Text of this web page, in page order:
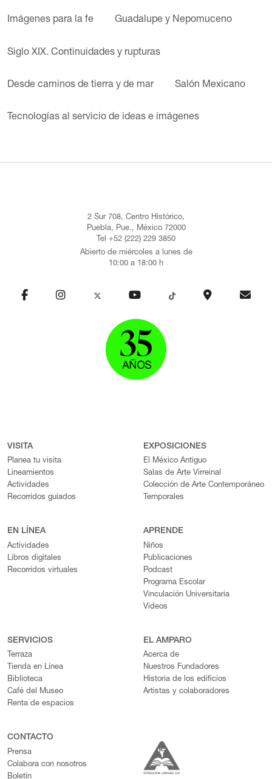
Imágenes para la fe Guadalupe y Nepomuceno
Siglo XIX. Continuidades y rupturas
Desde caminos de tierra y de mar Salón Mexicano
Tecnologías al servicio de ideas e imágenes
2 Sur 708, Centro Histórico,
Puebla, Pue., México 72000
Tel +52 (222) 229 3850
Abierto de miércoles a lunes de
10:00 a 18:00 h
VISITA
Planea tu visita
Lineamientos
Actividades
Recorridos guiados
EXPOSICIONES
El México Antiguo
Salas de Arte Virreinal
Colección de Arte Contemporáneo
Temporales
EN LÍNEA
Actividades
Libros digitales
Recorridos virtuales
APRENDE
Niños
Publicaciones
Podcast
Programa Escolar
Vinculación Universitaria
Videos
SERVICIOS
Terraza
Tienda en Línea
Biblioteca
Café del Museo
Renta de espacios
EL AMPARO
Acerca de
Nuestros Fundadores
Historia de los edificios
Artistas y colaboradores
CONTACTO
Prensa
Colabora con nosotros
Boletín